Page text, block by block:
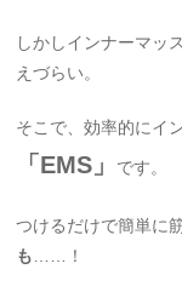
しかしインナーマッ
えづらい。
そこで、効率的にイ
「EMS」 です。
つけるだけで簡単に
も……！